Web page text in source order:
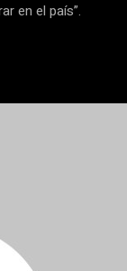
en el país”.